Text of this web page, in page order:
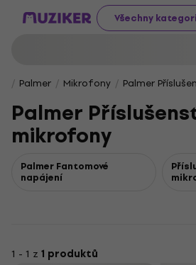
Všechny
Palmer Mikrofony Palmer
Palmer
mikrofony
Palmer Fantomové
napájení
1 - 1 z 1 produktů